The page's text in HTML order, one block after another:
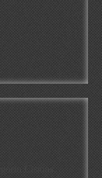
Cisions